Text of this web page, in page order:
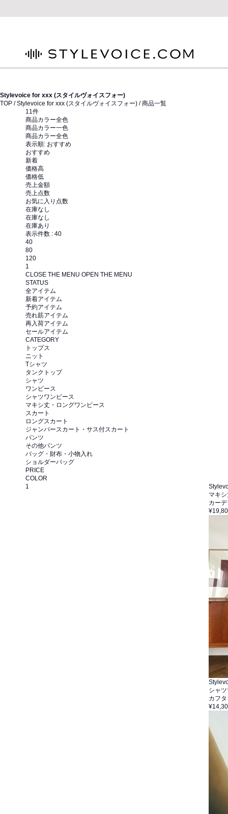
Stylevoice for xxx (スタイルヴォイスフォー)
TOP /Stylevoice for xxx (スタイルヴォイスフォー) / 商品一覧
11件
商品カラー全色
商品カラー一色
商品カラー全色
表示順: おすすめ
おすすめ
新着
価格高
価格低
売上金額
売上点数
お気に入り点数
在庫なし
在庫なし
在庫あり
表示件数 : 40
40
80
120
1
CLOSE THE MENU OPEN THE MENU
STATUS
全アイテム
新着アイテム
予約アイテム
売れ筋アイテム
再入荷アイテム
セールアイテム
CATEGORY
トップス
ニット
Tシャツ
タンクトップ
シャツ
ワンピース
シャツワンピース
マキシ丈・ロングワンピース
スカート
ロングスカート
ジャンパースカート・サス付スカート
パンツ
その他パンツ
バッグ・財布・小物入れ
ショルダーバッグ
PRICE
COLOR
マキ
カー
シャ
カフ
1